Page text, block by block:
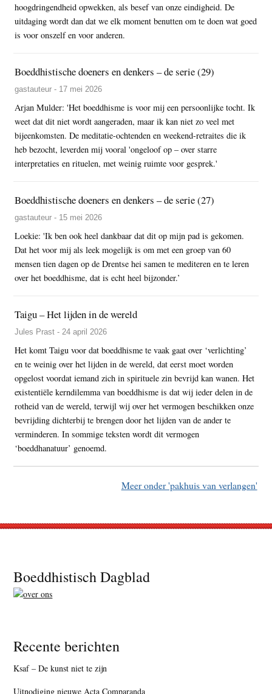
hoogdringendheid opwekken, als besef van onze eindigheid. De
uitdaging wordt dan dat we elk moment benutten om te doen wat goed
is voor onszelf en voor anderen.
Boeddhistische doeners en denkers – de serie (29)
gastauteur - 17 mei 2026
Arjan Mulder: 'Het boeddhisme is voor mij een persoonlijke tocht. Ik
weet dat dit niet wordt aangeraden, maar ik kan niet zo veel met
bijeenkomsten. De meditatie-ochtenden en weekend-retraites die ik
heb bezocht, leverden mij vooral 'ongeloof op – over starre
interpretaties en rituelen, met weinig ruimte voor gesprek.'
Boeddhistische doeners en denkers – de serie (27)
gastauteur - 15 mei 2026
Loekie: 'Ik ben ook heel dankbaar dat dit op mijn pad is gekomen.
Dat het voor mij als leek mogelijk is om met een groep van 60
mensen tien dagen op de Drentse hei samen te mediteren en te leren
over het boeddhisme, dat is echt heel bijzonder.’
Taigu – Het lijden in de wereld
Jules Prast - 24 april 2026
Het komt Taigu voor dat boeddhisme te vaak gaat over ‘verlichting’
en te weinig over het lijden in de wereld, dat eerst moet worden
opgelost voordat iemand zich in spirituele zin bevrijd kan wanen. Het
existentiële kerndilemma van boeddhisme is dat wij ieder delen in de
rotheid van de wereld, terwijl wij over het vermogen beschikken onze
bevrijding dichterbij te brengen door het lijden van de ander te
verminderen. In sommige teksten wordt dit vermogen
‘boeddhanatuur’ genoemd.
Meer onder 'pakhuis van verlangen'
Footer
Boeddhistisch Dagblad
Recente berichten
Ksaf – De kunst niet te zijn
Uitnodiging nieuwe Acta Comparanda